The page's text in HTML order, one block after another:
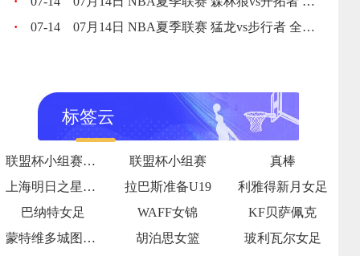
·
07-14 07月14日 NBA夏季联赛 猛龙vs步行者 全场录像回放
标签云
联盟杯小组赛第1轮 联盟杯小组赛
真棒
上海明日之星冠军杯小组赛A组
拉巴斯准备U19
利雅得新月女足
巴纳特女足
WAFF女锦
KF贝萨佩克
蒙特维多城图尔克后备
胡泊思女篮
玻利瓦尔女足